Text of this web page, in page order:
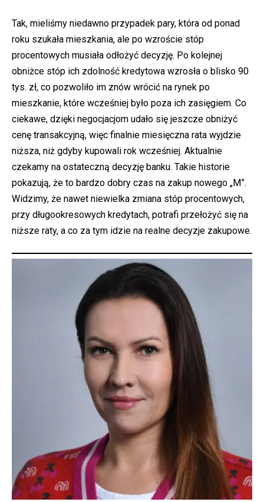
Tak, mieliśmy niedawno przypadek pary, która od ponad
roku szukała mieszkania, ale po wzroście stóp
procentowych musiała odłożyć decyzję. Po kolejnej
obniżce stóp ich zdolność kredytowa wzrosła o blisko 90
tys. zł, co pozwoliło im znów wrócić na rynek po
mieszkanie, które wcześniej było poza ich zasięgiem. Co
ciekawe, dzięki negocjacjom udało się jeszcze obniżyć
cenę transakcyjną, więc finalnie miesięczna rata wyjdzie
niższa, niż gdyby kupowali rok wcześniej. Aktualnie
czekamy na ostateczną decyzję banku. Takie historie
pokazują, że to bardzo dobry czas na zakup nowego „M”.
Widzimy, że nawet niewielka zmiana stóp procentowych,
przy długookresowych kredytach, potrafi przełożyć się na
niższe raty, a co za tym idzie na realne decyzje zakupowe.